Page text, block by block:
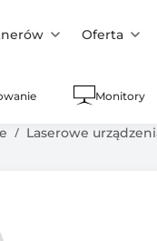
Oferta
Monitory
Laserowe